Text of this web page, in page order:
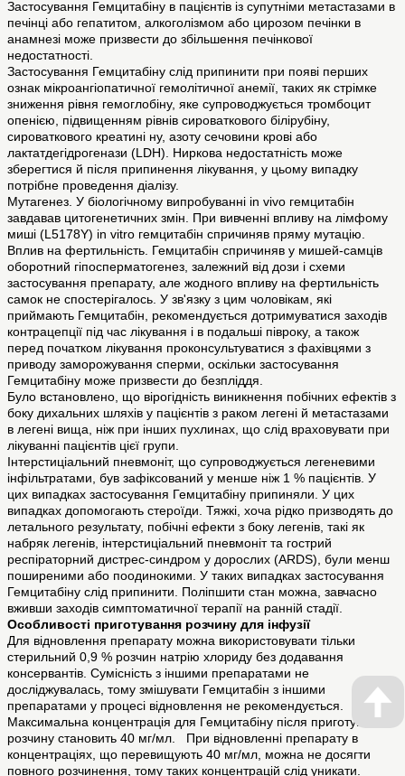
Застосування Гемцитабіну в пацієнтів із супутніми метастазами в
печінці або гепатитом, алкоголізмом або цирозом печінки в
анамнезі може призвести до збільшення печінкової
недостатності.
Застосування Гемцитабіну слід припинити при появі перших
ознак мікроангіопатичної гемолітичної анемії, таких як стрімке
зниження рівня гемоглобіну, яке супроводжується тромбоцит
опенією, підвищенням рівнів сироваткового білірубіну,
сироваткового креатині ну, азоту сечовини крові або
лактатдегідрогенази (LDH). Ниркова недостатність може
зберегтися й після припинення лікування, у цьому випадку
потрібне проведення діалізу.
Мутагенез. У біологiчному випробуванні in vivo гемцитабін
завдавав цитогенетичних змін. При вивченні впливу на лімфому
миші (L5178Y) іn vitro гемцитабін спричиняв пряму мутацію.
Вплив на фертильність. Гемцитабін спричиняв у мишей-самців
оборотний гіпосперматогенез, залежний від дози і схеми
заcтoсування препарату, але жодного впливу на фертильність
самок не спостерігaлось. У зв'язку з цим чоловікам, які
приймають Гемцитабін, рекомендується дотримуватися заходів
контрацепції під час лікування і в подальші півроку, а також
перед початком лікування проконсультуватися з фахівцями з
приводу заморожування сперми, оскільки застосування
Гемцитабіну може призвести до безпліддя.
Було встановлено, що вірогідність виникнення побічних ефектів з
боку дихальних шляхів у пацієнтів з раком легені й метастазами
в легені вища, ніж при інших пухлинах, що слід враховувати при
лікуванні пацієнтів цієї групи.
Інтерстиціальний пневмоніт, що супроводжується легеневими
інфільтратами, був зафіксований у менше ніж 1 % пацієнтів. У
цих випадках застосування Гемцитабіну припиняли. У цих
випадках допомогають стероїди. Тяжкі, хоча рідко призводять до
летального результату, побічні ефекти з боку легенів, такі як
набряк легенів, інтерстиціальний пневмоніт та гострий
респіраторний дистрес-синдром у дорослих (ARDS), були менш
поширеними або поодинокими. У таких випадках застосування
Гемцитабіну слід припинити. Поліпшити стан можна, завчасно
вживши заходів симптоматичної терапії на ранній стадії.
Особливості пpиготування розчину для інфузії
Для відновлення препарату можна використовувати тільки
стерильний 0,9 % розчин натрію хлориду без додавання
консервантів. Сумісність з іншими препаратами не
досліджувалась, тому змішувати Гемцитабін з іншими
препаратами у процесі відновлення не рекомендується.
Максимальна концентрація для Гемцитабіну після приготування
розчину становить 40 мг/мл. При відновленні препарату в
концентраціях, що перевищують 40 мг/мл, можна не досягти
повного розчинення, тому таких концентрацій слід уникати.